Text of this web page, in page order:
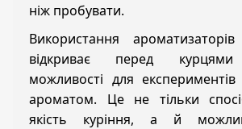
ніж пробувати.
Використання
відкриває перед курцями
можливості для
ароматом. Це не тільки
якість куріння, а й